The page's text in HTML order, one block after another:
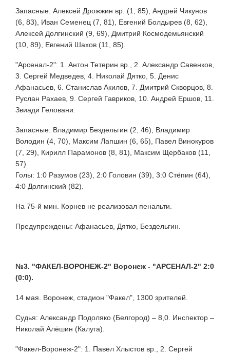
Запасные: Алексей Дрожжин вр. (1, 85), Андрей Чикунов
(6, 83), Иван Семенец (7, 81), Евгений Болдырев (8, 62),
Алексей Долгинский (9, 69), Дмитрий Космодемьянский
(10, 89), Евгений Шахов (11, 85).
"Арсенал-2": 1. Антон Тетерин вр., 2. Александр Савенков,
3. Сергей Медведев, 4. Николай Дятко, 5. Денис
Афанасьев, 6. Станислав Акилов, 7. Дмитрий Скворцов, 8.
Руслан Рахаев, 9. Сергей Гавриков, 10. Андрей Ершов, 11.
Звиади Геловани.
Запасные: Владимир Бездельгин (2, 46), Владимир
Володин (4, 70), Максим Лапшин (6, 65), Павел Винокуров
(7, 29), Кирилл Парамонов (8, 81), Максим Щербаков (11,
57).
Голы: 1:0 Разумов (23), 2:0 Головин (39), 3:0 Стёпин (64),
4:0 Долгинский (82).
На 75-й мин. Корнев не реализовал пенальти.
Предупреждены: Афанасьев, Дятко, Бездельгин.
№3. "ФАКЕЛ-ВОРОНЕЖ-2" Воронеж - "АРСЕНАЛ-2" 2:0
(0:0).
14 мая. Воронеж, стадион "Факел", 1300 зрителей.
Судья: Александр Подоляко (Белгород) – 8,0. Инспектор –
Николай Алёшин (Калуга).
"Факел-Воронеж-2": 1. Павел Хлыстов вр., 2. Сергей